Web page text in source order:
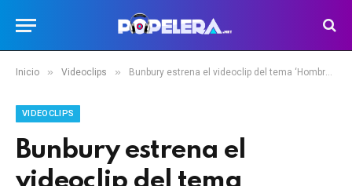
Inicio » Videoclips » Bunbury estrena el videoclip del tema ‘Hombre de acción’
VIDEOCLIPS
Bunbury estrena el